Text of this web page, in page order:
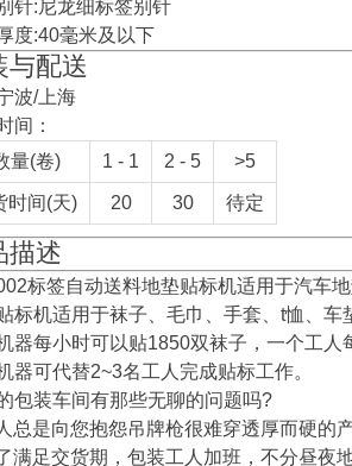
针:尼龙细标签别针
度:40毫米及以下
与配送
波/上海
间：
量(卷)
1 - 1 2 - 5 >5
时间(天) 20 30 待定
描述
标签自动送料地垫贴标机适用于汽车
标机适用于袜子、毛巾、手套、t恤、车
器每小时可以贴1850双袜子，一个工人
器可代替2~3名工人完成贴标工作。
包装车间有那些无聊的问题吗?
总是向您抱怨吊牌枪很难穿透厚而硬的
满足交货期，包装工人加班，不分昼夜